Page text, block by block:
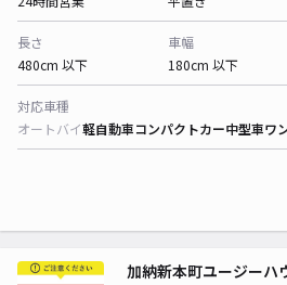
長さ
480cm 以下
車幅
180cm 以下
対応車種
オートバイ軽自動車コンパクトカー中型車ワ
加納新本町ユージーハ